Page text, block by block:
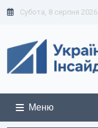
Субота, 8 серпня 2026
Меню